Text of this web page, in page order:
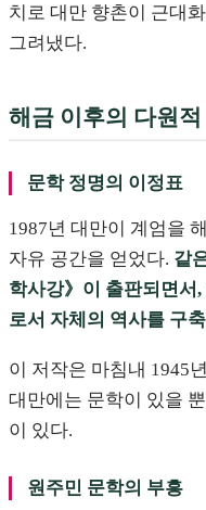
치로 대만 향촌이 근대
그려냈다.
해금 이후의 다원
문학 정명의 이정표
1987년 대만이 계엄을
자유 공간을 얻었다. 같
학사강》이 출판되면서
로서 자체의 역사를 구
이 저작은 마침내
대만에는 문학이 있을
이 있다.
원주민 문학의 부흥